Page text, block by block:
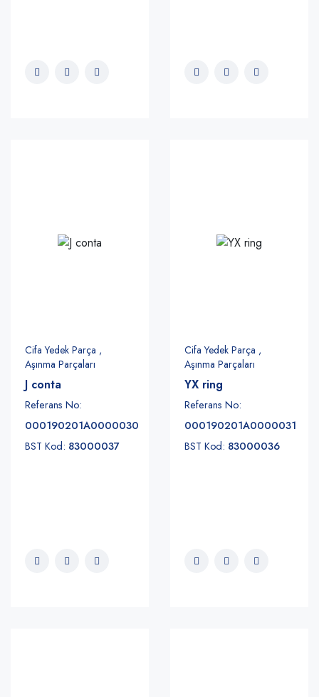
Cifa Yedek Parça ,
Aşınma Parçaları
J conta
Referans No:
000190201A0000030
BST Kod: 83000037
Cifa Yedek Parça ,
Aşınma Parçaları
YX ring
Referans No:
000190201A0000031
BST Kod: 83000036